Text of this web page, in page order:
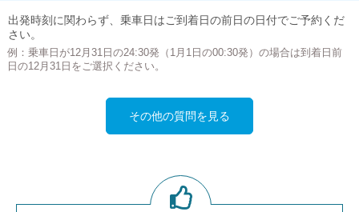
出発時刻に関わらず、乗車日はご到着日の前日の日付でご予約くだ
さい。
例：乗車日が12月31日の24:30発（1月1日の00:30発）の場合は到着日前
日の12月31日をご選択ください。
その他の質問を見る